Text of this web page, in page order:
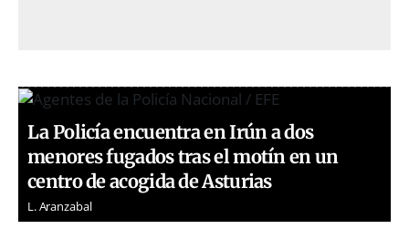
La Policía encuentra en Irún a dos
menores fugados tras el motín en un
centro de acogida de Asturias
L. Aranzabal